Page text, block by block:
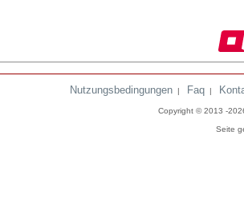
Nutzungsbedingungen | Faq |
Copyright © 2013 -
Seite